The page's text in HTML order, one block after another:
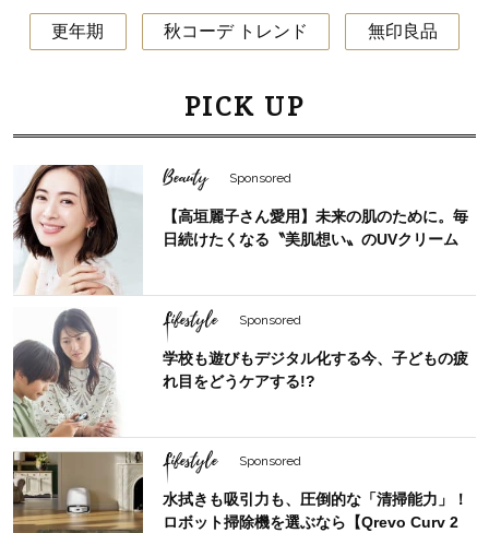
更年期 秋コーデ トレンド 無印良品
PICK UP
Beauty Sponsored
【高垣麗子さん愛用】未来の肌のために。毎
日続けたくなる〝美肌想い〟のUVクリーム
Lifestyle Sponsored
学校も遊びもデジタル化する今、子どもの疲
れ目をどうケアする!?
Lifestyle Sponsored
水拭きも吸引力も、圧倒的な「清掃能力」！
ロボット掃除機を選ぶなら【Qrevo Curv 2